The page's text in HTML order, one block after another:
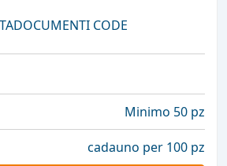
CODE
Minimo 50 pz
cadauno per 100 pz